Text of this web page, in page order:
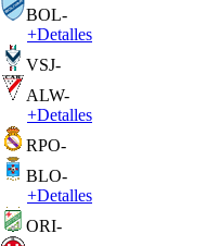
BOL-
+Detalles
VSJ-
ALW-
+Detalles
RPO-
BLO-
+Detalles
ORI-